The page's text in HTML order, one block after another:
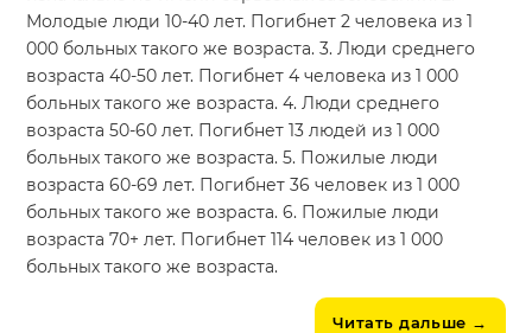
Молодые люди 10-40 лет. Погибнет 2 человека из 1
000 больных такого же возраста. 3. Люди среднего
возраста 40-50 лет. Погибнет 4 человека из 1 000
больных такого же возраста. 4. Люди среднего
возраста 50-60 лет. Погибнет 13 людей из 1 000
больных такого же возраста. 5. Пожилые люди
возраста 60-69 лет. Погибнет 36 человек из 1 000
больных такого же возраста. 6. Пожилые люди
возраста 70+ лет. Погибнет 114 человек из 1 000
больных такого же возраста.
Читать дальше →